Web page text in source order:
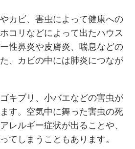
カビ、害虫によって健康への
コリなどによって出たハウス
性鼻炎や皮膚炎、喘息などの
、カビの中には肺炎につなが
キブリ、小バエなどの害虫が
す。空気中に舞った害虫の死
レルギー症状が出ることや、
てしまうこともあります。